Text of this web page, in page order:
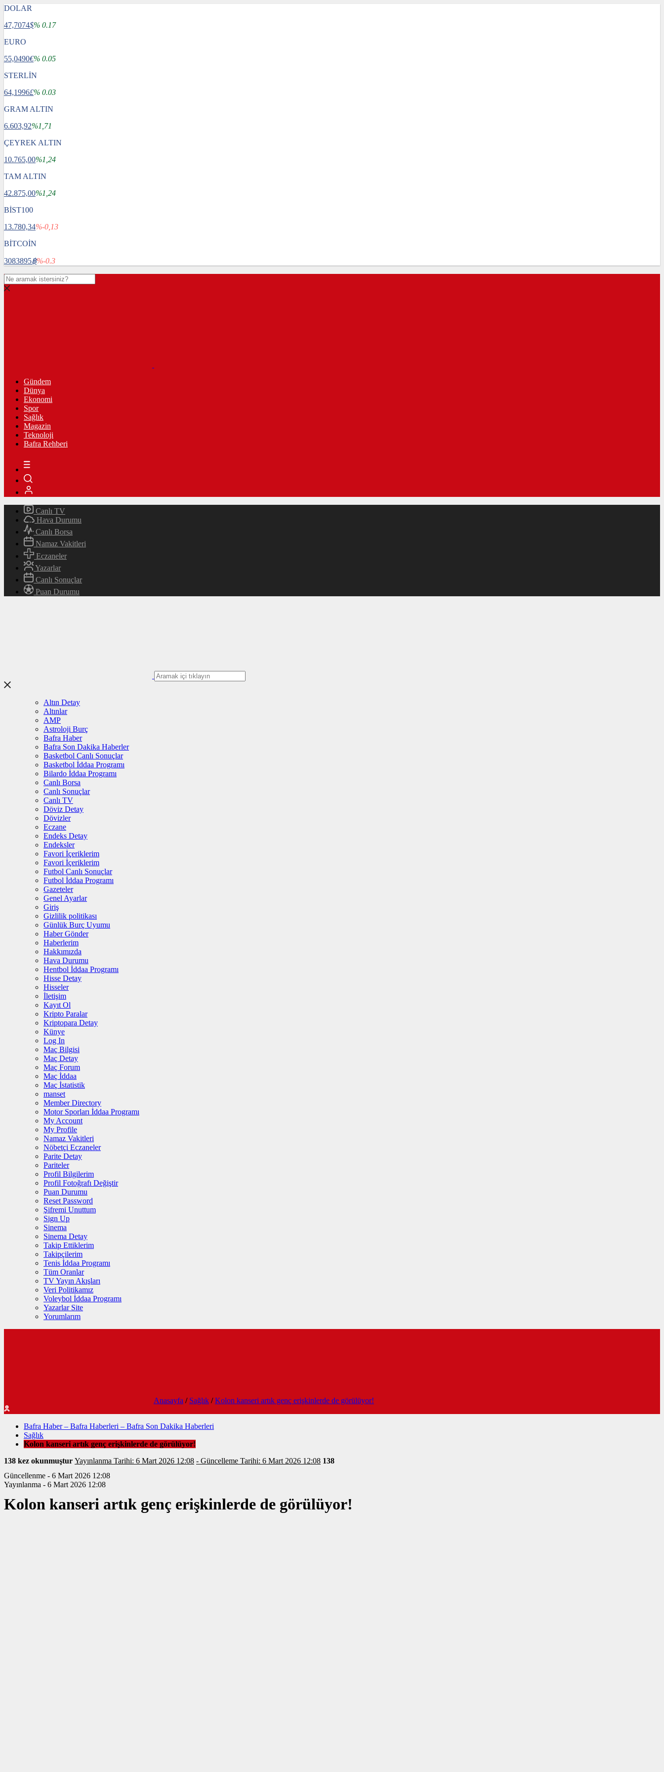
DOLAR
47,7074$% 0.17
EURO
55,0490€% 0.05
STERLİN
64,1996£% 0.03
GRAM ALTIN
6.603,92%1,71
ÇEYREK ALTIN
10.765,00%1,24
TAM ALTIN
42.875,00%1,24
BİST100
13.780,34%-0,13
BİTCOİN
3083895฿%-0.3
Gündem
Dünya
Ekonomi
Spor
Sağlık
Magazin
Teknoloji
Bafra Rehberi
Canlı TV
Hava Durumu
Canlı Borsa
Namaz Vakitleri
Eczaneler
Yazarlar
Canlı Sonuçlar
Puan Durumu
Altın Detay
Altınlar
AMP
Astroloji Burç
Bafra Haber
Bafra Son Dakika Haberler
Basketbol Canlı Sonuçlar
Basketbol İddaa Programı
Bilardo İddaa Programı
Canlı Borsa
Canlı Sonuçlar
Canlı TV
Döviz Detay
Dövizler
Eczane
Endeks Detay
Endeksler
Favori İçeriklerim
Favori İçeriklerim
Futbol Canlı Sonuçlar
Futbol İddaa Programı
Gazeteler
Genel Ayarlar
Giriş
Gizlilik politikası
Günlük Burç Uyumu
Haber Gönder
Haberlerim
Hakkımızda
Hava Durumu
Hentbol İddaa Programı
Hisse Detay
Hisseler
İletişim
Kayıt Ol
Kripto Paralar
Kriptopara Detay
Künye
Log In
Maç Bilgisi
Maç Detay
Maç Forum
Maç İddaa
Maç İstatistik
manset
Member Directory
Motor Sporları İddaa Programı
My Account
My Profile
Namaz Vakitleri
Nöbetçi Eczaneler
Parite Detay
Pariteler
Profil Bilgilerim
Profil Fotoğrafı Değiştir
Puan Durumu
Reset Password
Şifremi Unuttum
Sign Up
Sinema
Sinema Detay
Takip Ettiklerim
Takipçilerim
Tenis İddaa Programı
Tüm Oranlar
TV Yayın Akışları
Veri Politikamız
Voleybol İddaa Programı
Yazarlar Site
Yorumlarım
Anasayfa / Sağlık / Kolon kanseri artık genç erişkinlerde de görülüyor!
Bafra Haber – Bafra Haberleri – Bafra Son Dakika Haberleri
Sağlık
Kolon kanseri artık genç erişkinlerde de görülüyor!
138 kez okunmuştur Yayınlanma Tarihi: 6 Mart 2026 12:08 - Güncelleme Tarihi: 6 Mart 2026 12:08 138
Güncellenme - 6 Mart 2026 12:08
Yayınlanma - 6 Mart 2026 12:08
Kolon kanseri artık genç erişkinlerde de görülüyor!